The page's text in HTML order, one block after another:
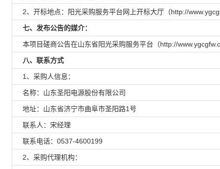
2、开标地点：阳光采购服务平台网上开标大厅（http://
七、发布公告的媒介：
本项目磋商公告在山东省阳光采购服务平台（http://
八、联系方式
1、采购人信息：
名称：山东圣阳电源股份有限公司
地址：山东省济宁市曲阜市圣阳路1号
联系人：宋经理
联系电话：0537-4600199
2、采购代理机构：